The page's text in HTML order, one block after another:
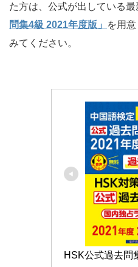
た方は、公式が出している最
問集4級 2021年度版」
を用
みてください。
HSK公式過去問